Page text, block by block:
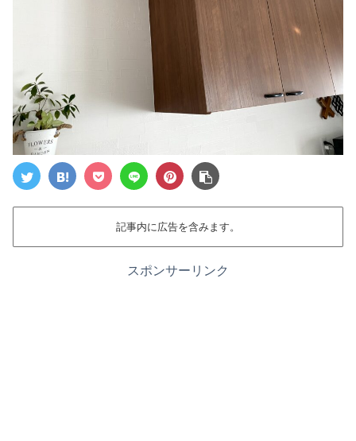
記事内に広告を含みます。
スポンサーリンク